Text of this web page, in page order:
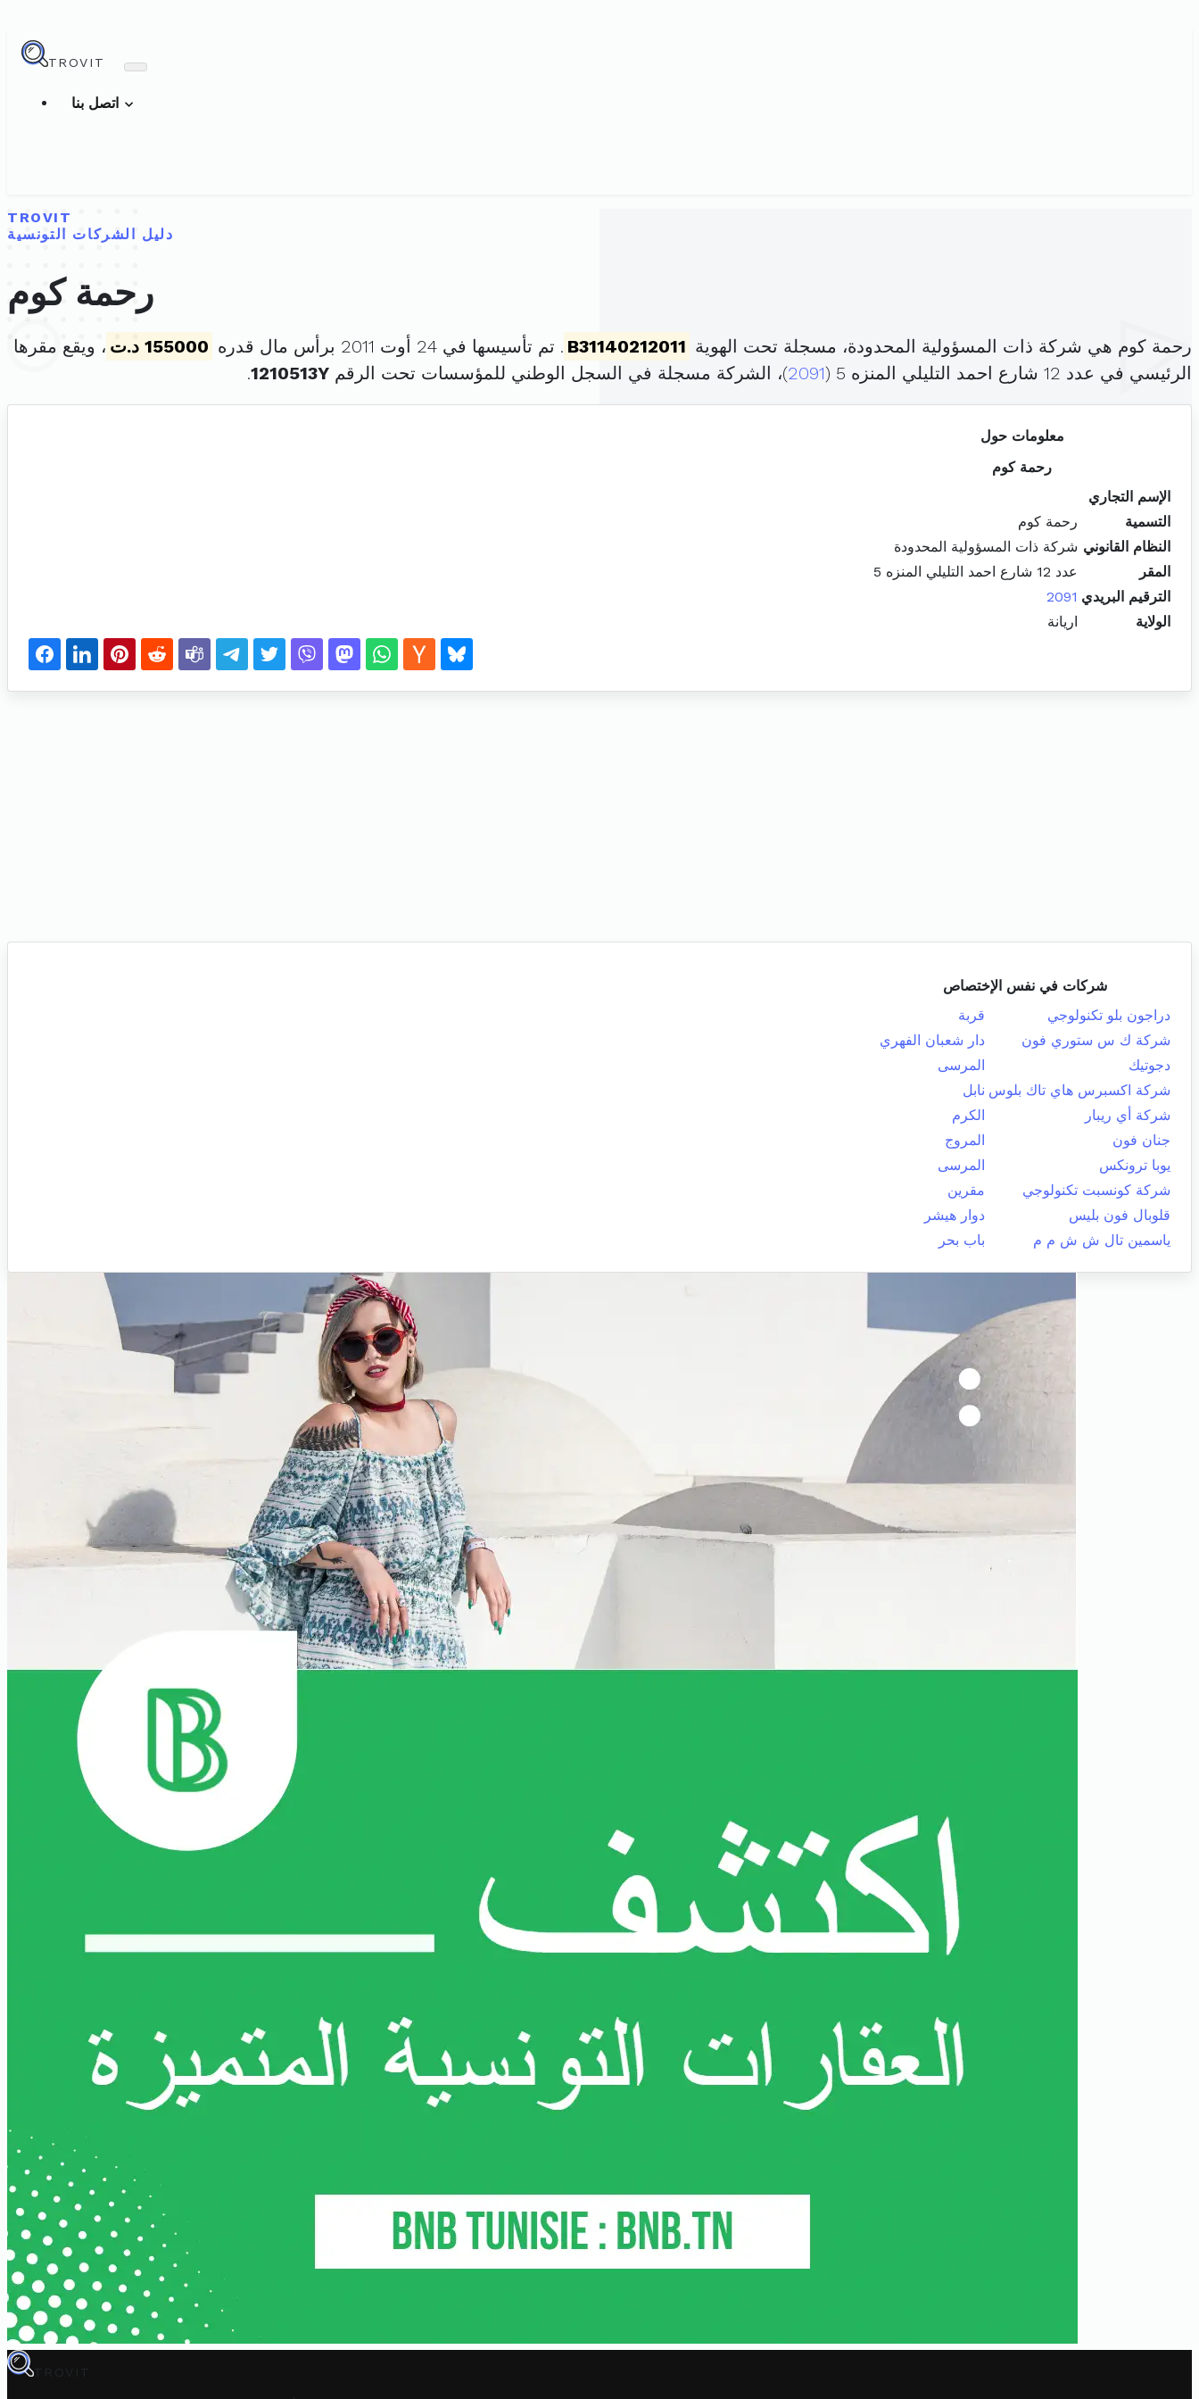
TROVIT
TROVIT
دليل الشركات التونسية
رحمة كوم
رحمة كوم هي شركة ذات المسؤولية المحدودة، مسجلة تحت الهوية B31140212011 . تم تأسيسها في 24 أوت 2011 برأس مال قدره 155000 د.ت
، ويقع مقرها
الرئيسي في عدد 12 شارع احمد التليلي المنزه 5 (
2091)، الشركة مسجلة في السجل الوطني للمؤسسات تحت الرقم 1210513Y
.
معلومات حول
رحمة كوم
الإسم التجاري
التسمية
رحمة كوم
النظام القانوني شركة ذات المسؤولية المحدودة
المقر
عدد 12 شارع احمد التليلي المنزه 5
الترقيم البريدي 2091
الولاية
اريانة
شركات في نفس الإختصاص
دراجون بلو تكنولوجي
قربة
شركة ك س ستوري فون
دار شعبان الفهري
دجوتيك
المرسى
شركة اكسبرس هاي تاك بلوس نابل
شركة أي ريبار
الكرم
جنان فون
المروج
يوبا ترونكس
المرسى
شركة كونسبت تكنولوجي
مقرين
قلوبال فون بليس
دوار هيشر
ياسمين تال ش ش م م
باب بحر
TROVIT